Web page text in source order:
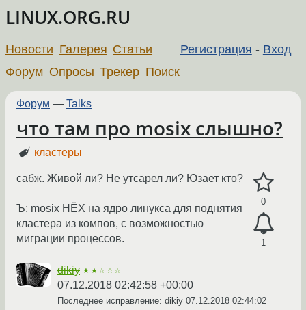
LINUX.ORG.RU
Регистрация - Вход
Новости Галерея Статьи
Форум Опросы Трекер Поиск
Форум — Talks
что там про mosix слышно?
кластеры
0
1
сабж. Живой ли? Не утсарел ли? Юзает кто?
Ъ: mosix НЁХ на ядро линукса для поднятия
кластера из компов, с возможностью
миграции процессов.
dikiy ★★☆☆☆
07.12.2018 02:42:58 +00:00
Последнее исправление: dikiy 07.12.2018 02:44:02